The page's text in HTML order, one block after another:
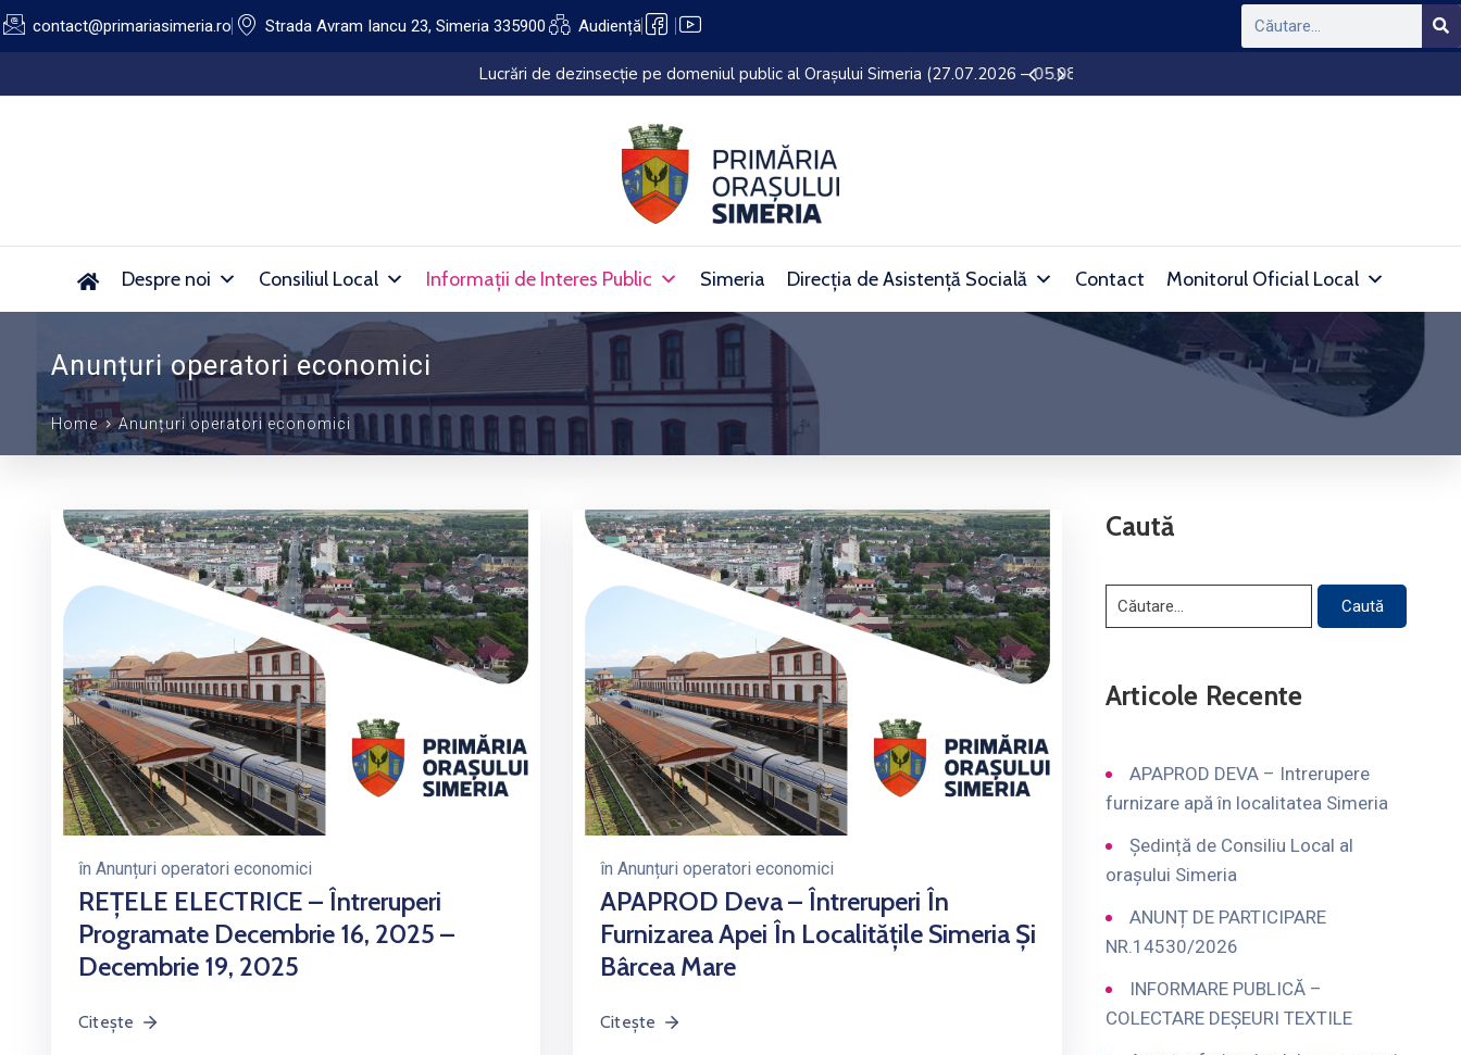
contact@primariasimeria.ro Strada Avram Iancu 23, Simeria 335900 Audiență
Lucrări de dezinsecție pe domeniul public al Orașului Simeria (27.07.2026 – 05.08.2026)
Despre noi Consiliul Local Informații de Interes Public Simeria Direcția de Asistență Socială Contact Monitorul Oficial Local
Anunțuri operatori economici
Home Anunțuri operatori economici
în Anunțuri operatori economici
REȚELE ELECTRICE – Întreruperi
Programate Decembrie 16, 2025 –
Decembrie 19, 2025
Citește
în Anunțuri operatori economici
APAPROD Deva – Întreruperi În
Furnizarea Apei În Localitățile Simeria Și
Bârcea Mare
Citește
Caută
Articole Recente
APAPROD DEVA – Intrerupere
furnizare apă în localitatea Simeria
Ședință de Consiliu Local al
orașului Simeria
ANUNȚ DE PARTICIPARE
NR.14530/2026
INFORMARE PUBLICĂ –
COLECTARE DEȘEURI TEXTILE